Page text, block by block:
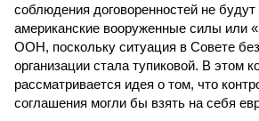
соблюдения договоренностей не
американские вооруженные силы или
ООН, поскольку ситуация в Совете
организации стала тупиковой. В этом
рассматривается идея о том, что
соглашения могли бы взять на себя